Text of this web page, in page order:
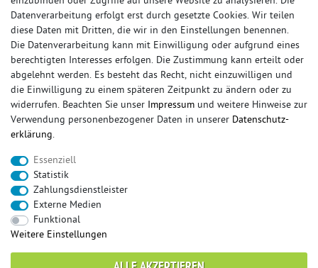
© Copyright 2026 Sportauspuff-Store.de - Alle Rechte vorbehalten.
Preisangaben inkl. gesetzlicher MwSt. und zzgl. Versandkosten
Das Internetportal für Sportendschalldämpfer, Komplettanlagen,
Rennsportanlagen, Sportendrohre, Universalteile, Fächerkrümmer,
Vorschalldämpfer, Sportkat, Ersatzrohr und Auspuffzubehör.
FOX, REMUS, FSW, FRIEDRICH MOTORSPORT, EISENMANN, ULTER
SPORT, NOVUS
sportauspuff sportkat
endrohr
downpipe
mittelschalldämpfer
fächerkrümmer
ulter vorschalldämpfer
Datenverarbeitung erfolgt erst durch gesetzte Cookies. Wir teilen
diese Daten mit Dritten, die wir in den Einstellungen benennen.
Die Datenverarbeitung kann mit Einwilligung oder aufgrund eines
berechtigten Interesses erfolgen. Die Zustimmung kann erteilt oder
abgelehnt werden. Es besteht das Recht, nicht einzuwilligen und
die Einwilligung zu einem späteren Zeitpunkt zu ändern oder zu
widerrufen. Beachten Sie unser Impressum und weitere Hinweise zur
Verwendung personenbezogener Daten in unserer Daten­schutz­
erklärung.
Essenziell
Statistik
Zahlungsdienstleister
Externe Medien
Funktional
Weitere Einstellungen